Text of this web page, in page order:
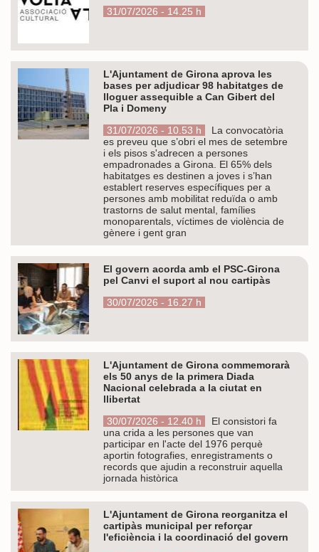
31/07/2026 - 14.25 h
L'Ajuntament de Girona aprova les
bases per adjudicar 98 habitatges de
lloguer assequible a Can Gibert del
Pla i Domeny
31/07/2026 - 10.53 h
La convocatòria
es preveu que s’obri el mes de setembre
i els pisos s'adrecen a persones
empadronades a Girona. El 65% dels
habitatges es destinen a joves i s’han
establert reserves específiques per a
persones amb mobilitat reduïda o amb
trastorns de salut mental, famílies
monoparentals, víctimes de violència de
gènere i gent gran
El govern acorda amb el PSC-Girona
pel Canvi el suport al nou cartipàs
30/07/2026 - 16.27 h
L'Ajuntament de Girona commemorarà
els 50 anys de la primera Diada
Nacional celebrada a la ciutat en
llibertat
30/07/2026 - 12.40 h
El consistori fa
una crida a les persones que van
participar en l'acte del 1976 perquè
aportin fotografies, enregistraments o
records que ajudin a reconstruir aquella
jornada històrica
L'Ajuntament de Girona reorganitza el
cartipàs municipal per reforçar
l'eficiència i la coordinació del govern